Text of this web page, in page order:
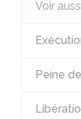
Voir
Peine